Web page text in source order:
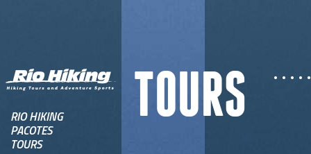
RIO HIKING
PACOTES
TOURS
TOURS